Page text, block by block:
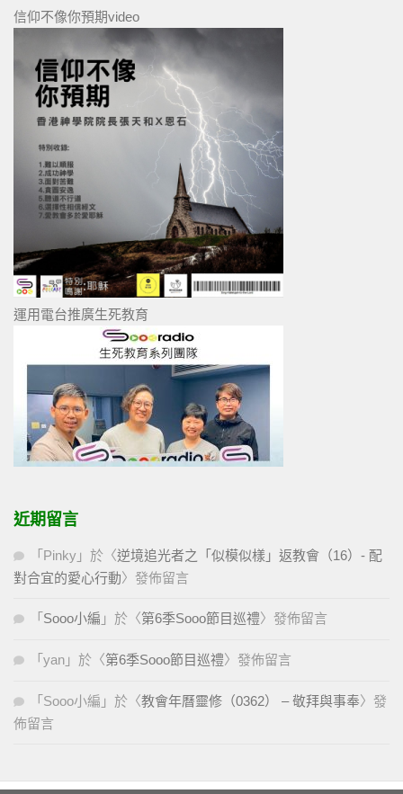
信仰不像你預期video
運用電台推廣生死教育
近期留言
「 Pinky 」於〈逆境追光者之「似模似樣」返教會（16）- 配
對合宜的愛心行動〉發佈留言
「 Sooo小編 」於〈第6季Sooo節目巡禮〉發佈留言
「 yan 」於〈第6季Sooo節目巡禮〉發佈留言
「 Sooo小編 」於〈教會年曆靈修（0362） – 敬拜與事奉〉發
佈留言